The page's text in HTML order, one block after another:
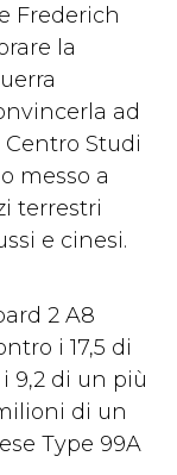
Frederich
la
ad
Centro Studi
messo a
terrestri
e cinesi.
2 A8
i 17,5 di
9,2 di un più
di un
Type 99A